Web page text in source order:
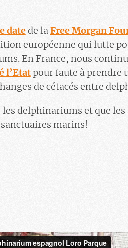
datede laFree Morgan
européenne qui lutte
En France, nous
l’Etatpour faute à prendre
de cétacés entre
delphinariums et que les
marins!